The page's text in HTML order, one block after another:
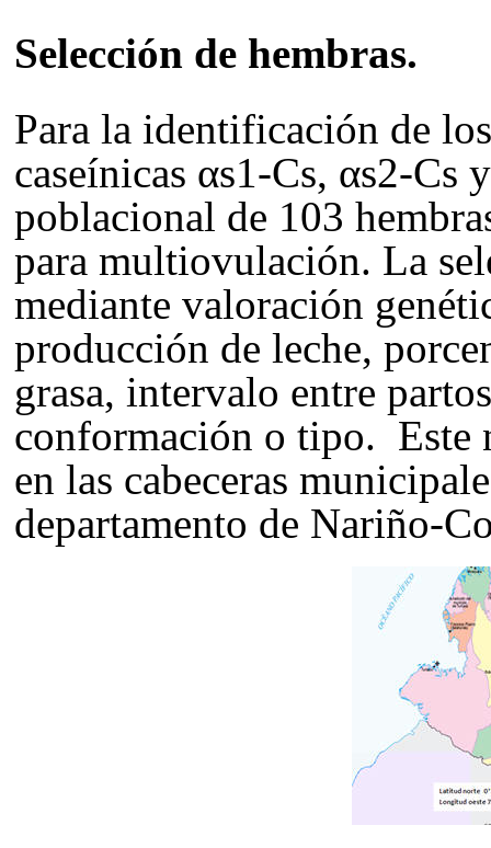
Selección de hembras.
Para la identificación de
caseínicas αs1-Cs, αs2-Cs
poblacional de 103
para multiovulación. La
mediante valoración
producción de leche,
grasa, intervalo entre
conformación o tipo. Este
en las cabeceras
departamento de Nariño-